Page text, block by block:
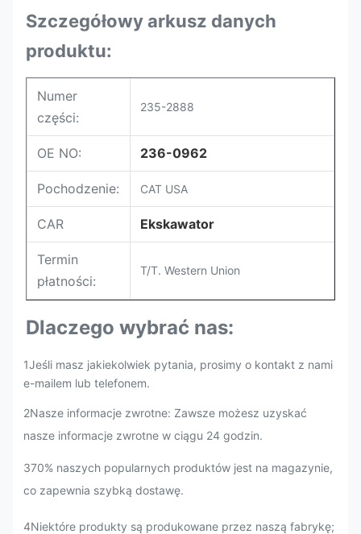
Szczegółowy arkusz danych
produktu:
Numer
części:
235-2888
OE NO: 236-0962
Pochodzenie: CAT USA
CAR Ekskawator
Termin
płatności:
T/T. Western Union
Dlaczego wybrać nas:
1Jeśli masz jakiekolwiek pytania, prosimy o kontakt z nami
e-mailem lub telefonem.
2Nasze informacje zwrotne: Zawsze możesz uzyskać
nasze informacje zwrotne w ciągu 24 godzin.
370% naszych popularnych produktów jest na magazynie,
co zapewnia szybką dostawę.
4Niektóre produkty są produkowane przez naszą fabrykę;